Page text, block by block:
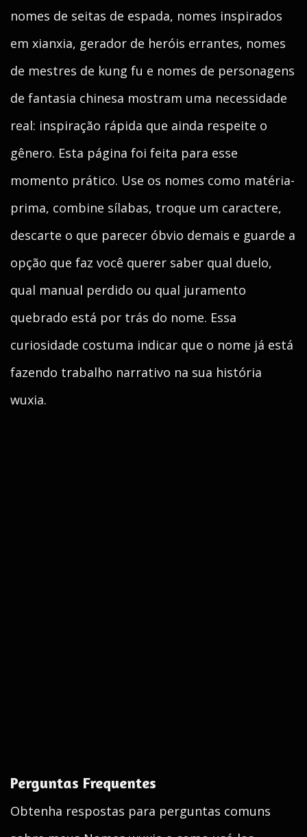
nomes de seitas de espada, nomes inspirados
em xianxia, gerador de heróis errantes, nomes
de mestres de kung fu e nomes de personagens
de fantasia chinesa mostram uma necessidade
real: inspiração rápida que ainda respeite o
gênero. Esta página foi feita para esse
momento prático. Use os nomes como matéria-
prima, combine sílabas, troque um caractere,
descarte o que parecer óbvio demais e guarde a
opção que faz você querer saber qual duelo,
qual manual perdido ou qual juramento
quebrado está por trás do nome. Essa
curiosidade costuma indicar que o nome já está
fazendo trabalho narrativo na sua história
wuxia.
Perguntas Frequentes
Obtenha respostas para perguntas comuns